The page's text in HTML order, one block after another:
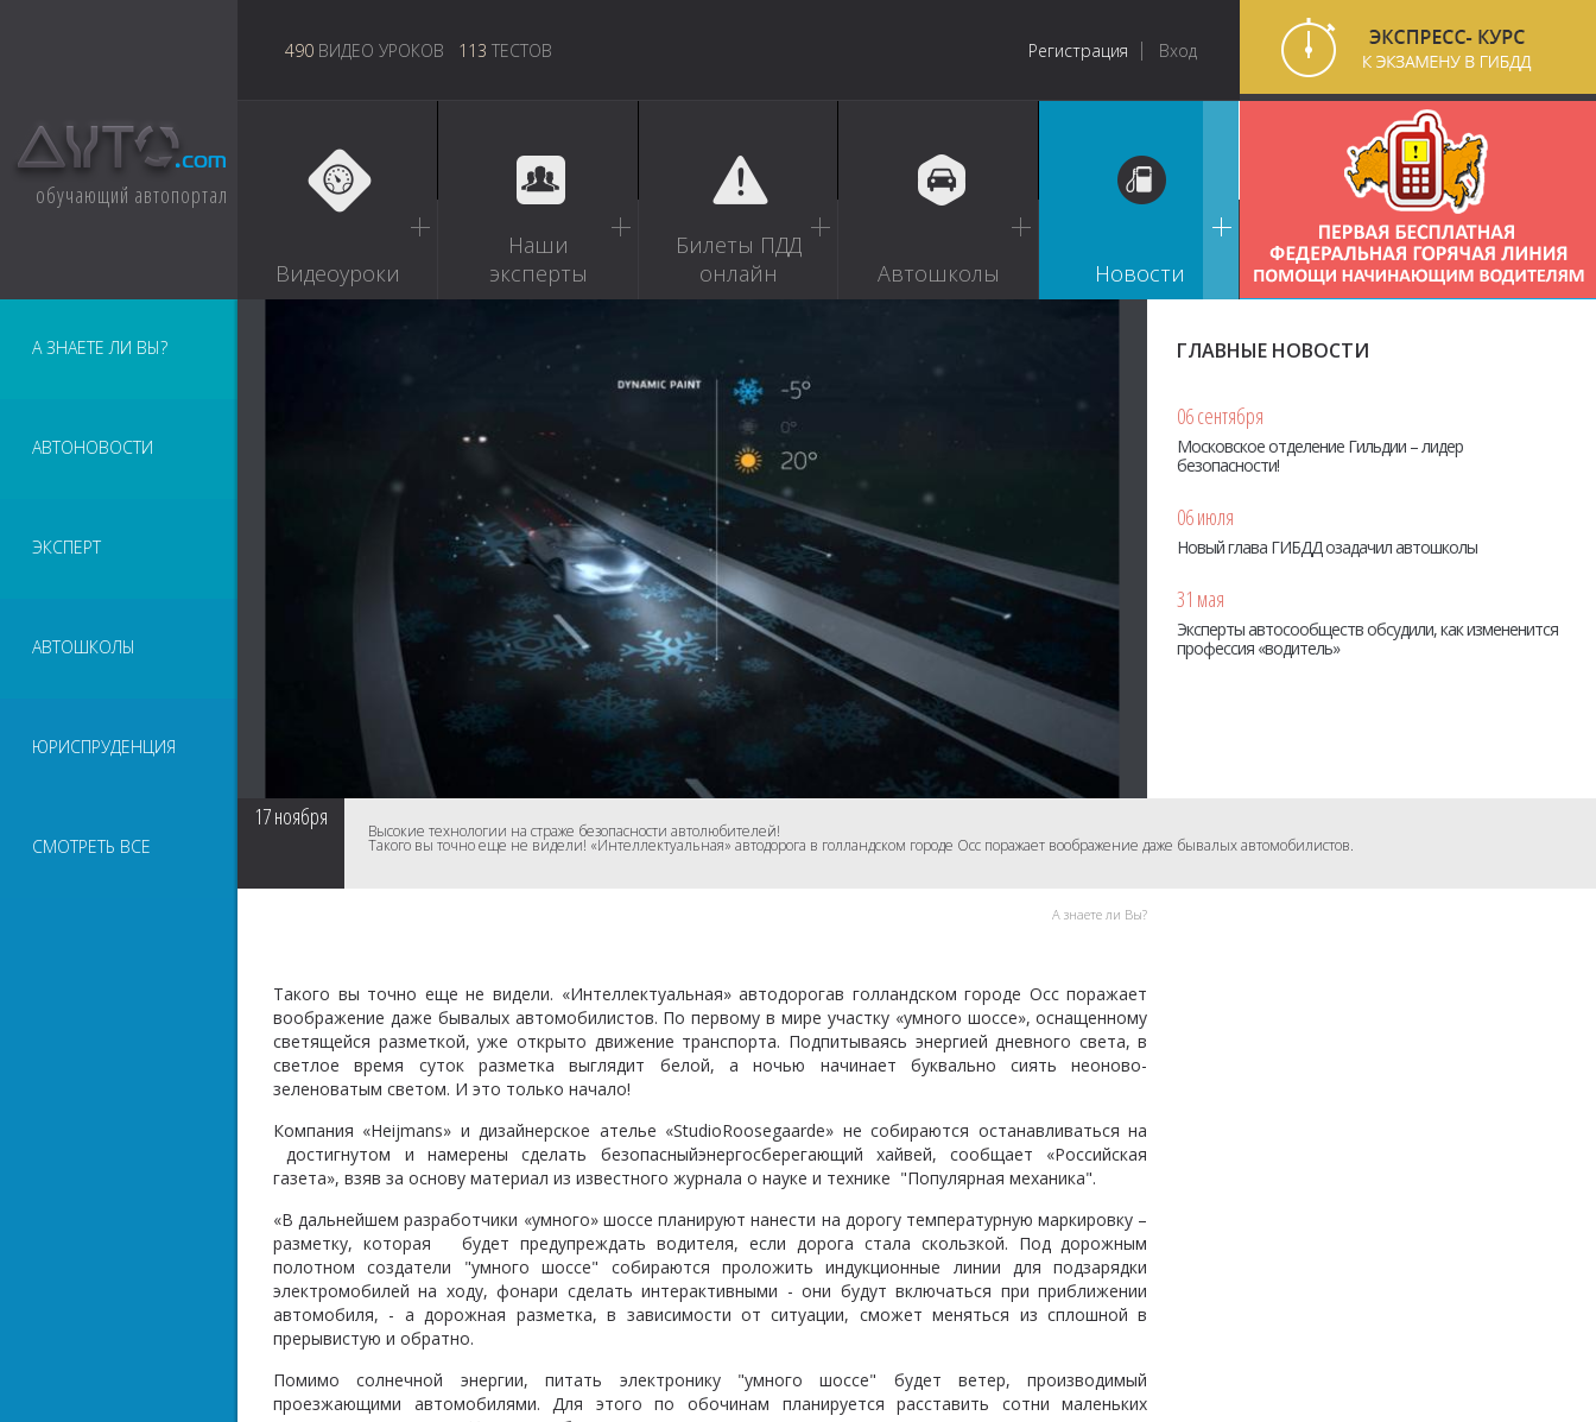
обучающий автопортал
490 ВИДЕО УРОКОВ 113 ТЕСТОВ Регистрация Вход
Видеоуроки
Наши
эксперты
Билеты ПДД
онлайн
Автошколы Новости
А ЗНАЕТЕ ЛИ ВЫ?
АВТОНОВОСТИ
ЭКСПЕРТ
АВТОШКОЛЫ
ЮРИСПРУДЕНЦИЯ
СМОТРЕТЬ ВСЕ
ГЛАВНЫЕ НОВОСТИ
06 сентября
Московское отделение Гильдии – лидер
безопасности!
06 июля
Новый глава ГИБДД озадачил автошколы
31 мая
Эксперты автосообществ обсудили, как измененится
профессия «водитель»
17ноября
Высокие технологии на страже безопасности автолюбителей!
Такого вы точно еще не видели! «Интеллектуальная» автодорога в голландском городе Осс поражает воображение даже бывалых автомобилистов.
А знаете ли Вы?
Такого вы точно еще не видели. «Интеллектуальная» автодорогав голландском городе Осс поражает
воображение даже бывалых автомобилистов. По первому в мире участку «умного шоссе», оснащенному
светящейся разметкой, уже открыто движение транспорта. Подпитываясь энергией дневного света, в
светлое время суток разметка выглядит белой, а ночью начинает буквально сиять неоново-
зеленоватым светом. И это только начало!
Компания «Heijmans» и дизайнерское ателье «StudioRoosegaarde» не собираются останавливаться на
достигнутом и намерены сделать безопасныйэнергосберегающий хайвей, сообщает «Российская
газета», взяв за основу материал из известного журнала о науке и технике "Популярная механика".
«В дальнейшем разработчики «умного» шоссе планируют нанести на дорогу температурную маркировку –
разметку, которая будет предупреждать водителя, если дорога стала скользкой. Под дорожным
полотном создатели "умного шоссе" собираются проложить индукционные линии для подзарядки
электромобилей на ходу, фонари сделать интерактивными - они будут включаться при приближении
автомобиля, - а дорожная разметка, в зависимости от ситуации, сможет меняться из сплошной в
прерывистую и обратно.
Помимо солнечной энергии, питать электронику "умного шоссе" будет ветер, производимый
проезжающими автомобилями. Для этого по обочинам планируется расставить сотни маленьких